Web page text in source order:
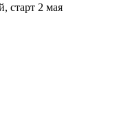
старт 2 мая